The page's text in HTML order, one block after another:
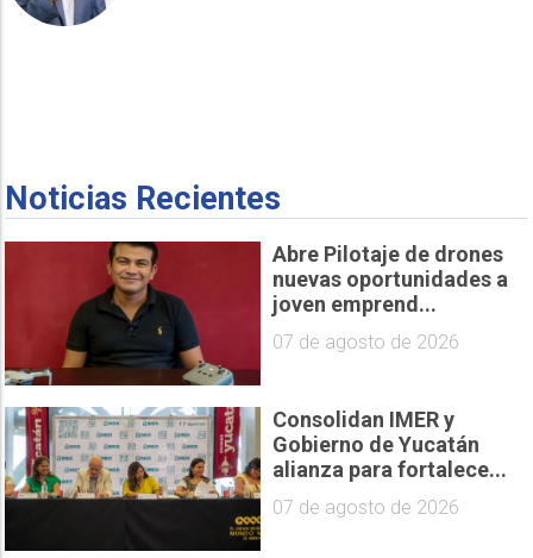
Noticias Recientes
Abre Pilotaje de drones
nuevas oportunidades a
joven emprend...
07 de agosto de 2026
Consolidan IMER y
Gobierno de Yucatán
alianza para fortalece...
07 de agosto de 2026